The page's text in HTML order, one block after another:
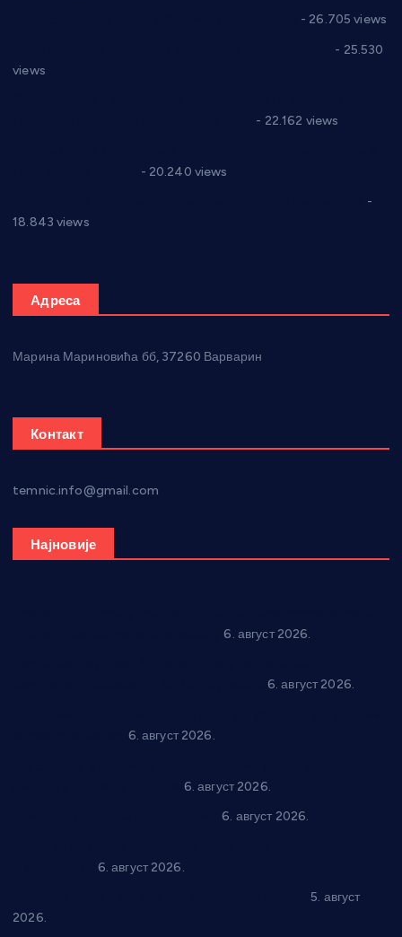
- 26.705 views
- 25.530
views
- 22.162 views
- 20.240 views
-
18.843 views
Адреса
Марина Мариновића бб, 37260 Варварин
Контакт
temnic.info@gmail.com
Најновије
6. август 2026.
6. август 2026.
6. август 2026.
6. август 2026.
6. август 2026.
6. август 2026.
5. август
2026.